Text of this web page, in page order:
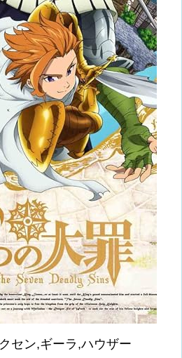
セン,ギーラ,ハウザー